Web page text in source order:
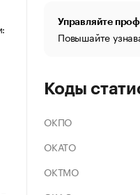
Управляйте
Повышайте
Коды
ОКПО
ОКАТО
ОКТМО